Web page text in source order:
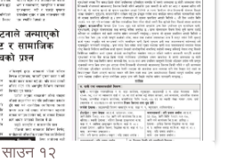
साउन १२